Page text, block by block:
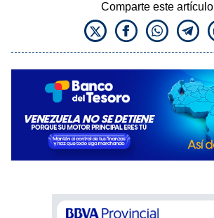
Comparte este artículo